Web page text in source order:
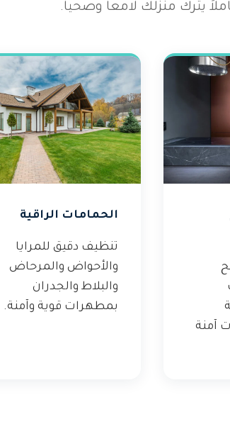
يترك منزلك لامعاً وصحياً.
آمنة
الحمامات الراقية
تنظيف دقيق للمرايا
والأحواض والمرحاض
والبلاط والجدران
بمطهرات قوية وآمنة.